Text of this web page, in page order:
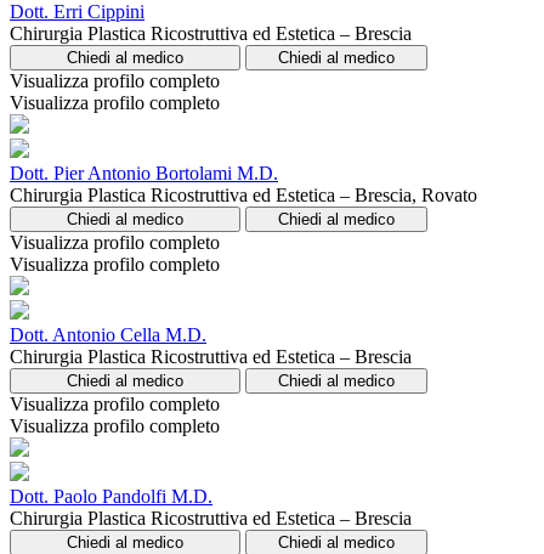
Dott. Erri Cippini
Chirurgia Plastica Ricostruttiva ed Estetica – Brescia
Chiedi al medico Chiedi al medico
Visualizza profilo completo
Visualizza profilo completo
Dott. Pier Antonio Bortolami M.D.
Chirurgia Plastica Ricostruttiva ed Estetica – Brescia, Rovato
Chiedi al medico Chiedi al medico
Visualizza profilo completo
Visualizza profilo completo
Dott. Antonio Cella M.D.
Chirurgia Plastica Ricostruttiva ed Estetica – Brescia
Chiedi al medico Chiedi al medico
Visualizza profilo completo
Visualizza profilo completo
Dott. Paolo Pandolfi M.D.
Chirurgia Plastica Ricostruttiva ed Estetica – Brescia
Chiedi al medico Chiedi al medico